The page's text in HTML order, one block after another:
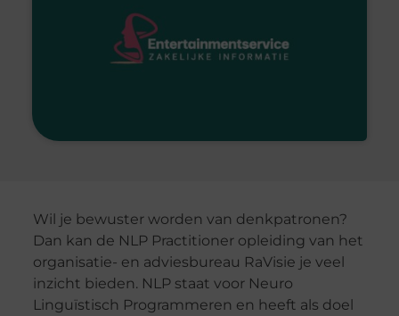
Wil je bewuster worden van denkpatronen?
Dan kan de NLP Practitioner opleiding van het
organisatie- en adviesbureau RaVisie je veel
inzicht bieden. NLP staat voor Neuro
Linguïstisch Programmeren en heeft als doel